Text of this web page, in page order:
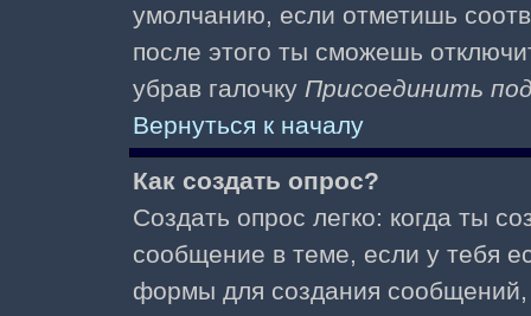
умолчанию, если отметишь
после этого ты сможешь
убрав галочку Присоединить
Вернуться к началу
Как создать опрос?
Создать опрос легко: когда ты
сообщение в теме, если у тебя
формы для создания